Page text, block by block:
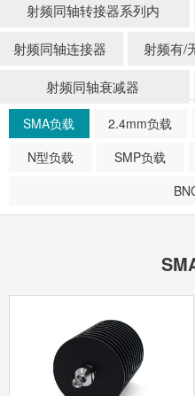
射频同轴转接器系列内
射频同轴连接器 射频有/
射频同轴衰减器
SMA负载 2.4mm负载
N型负载
SMP负载